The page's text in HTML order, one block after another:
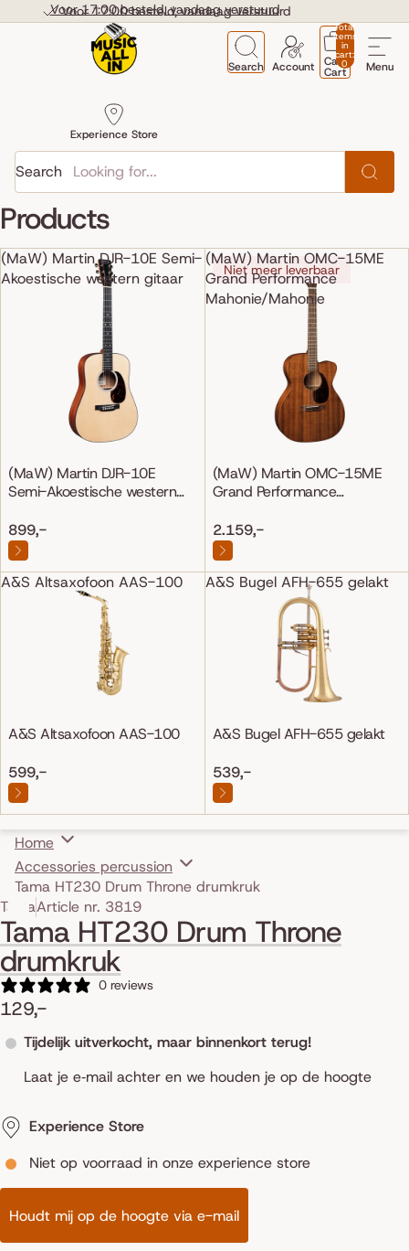
Voor 17:00 besteld, vandaag verstuurd
Voor 17:00 besteld, vandaag verstuurd
Menu
Search
Experience Store
Account
Total
items
in
cart:
0
Cart
Cart
Search
Products
(MaW) Martin DJR-10E Semi-
Akoestische western gitaar
(MaW) Martin DJR-10E
Semi-Akoestische western
899,-
(MaW) Martin OMC-15ME
Grand Performance
Mahonie/Mahonie
Niet meer leverbaar
(MaW) Martin OMC-15ME
Grand Performance
2.159,-
A&S Altsaxofoon AAS-100
A&S Altsaxofoon AAS-100
599,-
A&S Bugel AFH-655 gelakt
A&S Bugel AFH-655 gelakt
539,-
Home
Accessories percussion
Tama HT230 Drum Throne drumkruk
Skip to product information
TamaArticle nr. 3819
Tama HT230 Drum Throne
drumkruk
0 reviews
129,-
Tijdelijk uitverkocht, maar binnenkort terug!
Laat je e‑mail achter en we houden je op de hoogte
Experience Store
Niet op voorraad in onze experience store
Houdt mij op de hoogte via e-mail